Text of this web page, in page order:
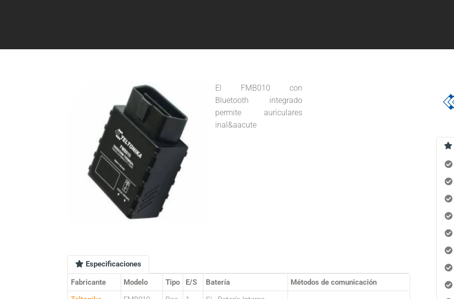
El FMB010 con
Bluetooth integrado
permite auriculares
inal&aacute
Especificaciones
Fabricante Modelo Tipo E/S Batería
Métodos de comunicación